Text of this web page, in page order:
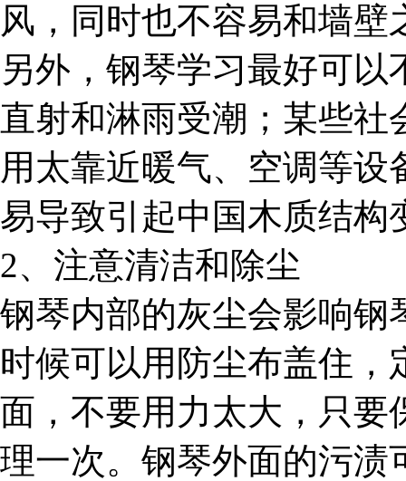
风，同时也不容易和墙壁
另外，钢琴学习最好可
直射和淋雨受潮；某些
用太靠近暖气、空调等
易导致引起中国木质结构
2、注意清洁和除尘
钢琴内部的灰尘会影响钢
时候可以用防尘布盖住
面，不要用力太大，只要
理一次。钢琴外面的污渍